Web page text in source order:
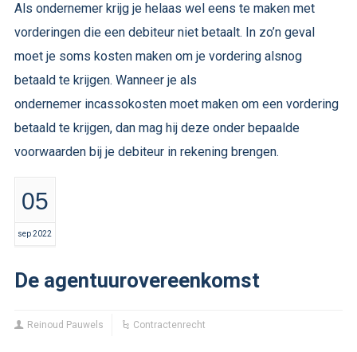
Als ondernemer krijg je helaas wel eens te maken met
vorderingen die een debiteur niet betaalt. In zo’n geval
moet je soms kosten maken om je vordering alsnog
betaald te krijgen. Wanneer je als
ondernemer incassokosten moet maken om een vordering
betaald te krijgen, dan mag hij deze onder bepaalde
voorwaarden bij je debiteur in rekening brengen.
05
sep 2022
De agentuurovereenkomst
Reinoud Pauwels Contractenrecht